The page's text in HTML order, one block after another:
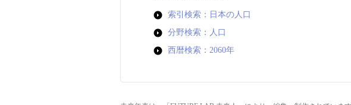
索引検索：日本の人口
分野検索：人口
西暦検索：2060年